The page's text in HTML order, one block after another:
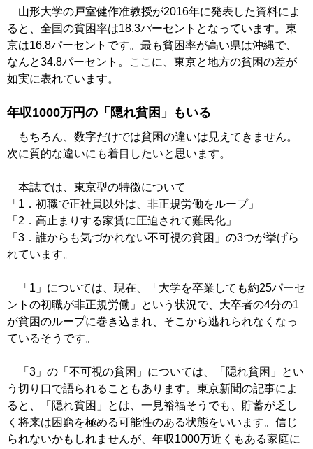
山形大学の戸室健作准教授が2016年に発表した資料によ
ると、全国の貧困率は18.3パーセントとなっています。東
京は16.8パーセントです。最も貧困率が高い県は沖縄で、
なんと34.8パーセント。ここに、東京と地方の貧困の差が
如実に表れています。
年収1000万円の「隠れ貧困」もいる
もちろん、数字だけでは貧困の違いは見えてきません。
次に質的な違いにも着目したいと思います。
本誌では、東京型の特徴について
「1．初職で正社員以外は、非正規労働をループ」
「2．高止まりする家賃に圧迫されて難民化」
「3．誰からも気づかれない不可視の貧困」の3つが挙げら
れています。
「1」については、現在、「大学を卒業しても約25パーセ
ントの初職が非正規労働」という状況で、大卒者の4分の1
が貧困のループに巻き込まれ、そこから逃れられなくなっ
ているそうです。
「3」の「不可視の貧困」については、「隠れ貧困」とい
う切り口で語られることもあります。東京新聞の記事によ
ると、「隠れ貧困」とは、一見裕福そうでも、貯蓄が乏し
く将来は困窮を極める可能性のある状態をいいます。信じ
られないかもしれませんが、年収1000万近くもある家庭に